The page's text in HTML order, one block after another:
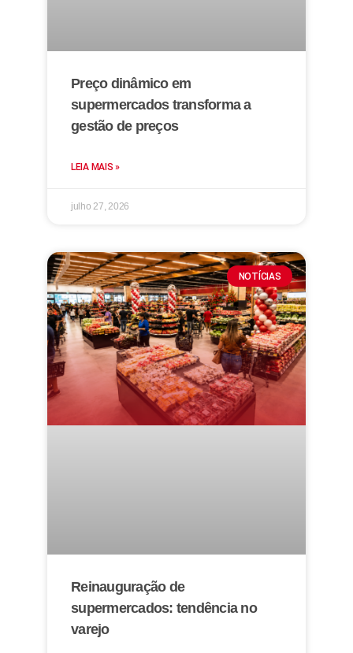
Preço dinâmico em
supermercados transforma a
gestão de preços
LEIA MAIS »
julho 27, 2026
NOTÍCIAS
Reinauguração de
supermercados: tendência no
varejo